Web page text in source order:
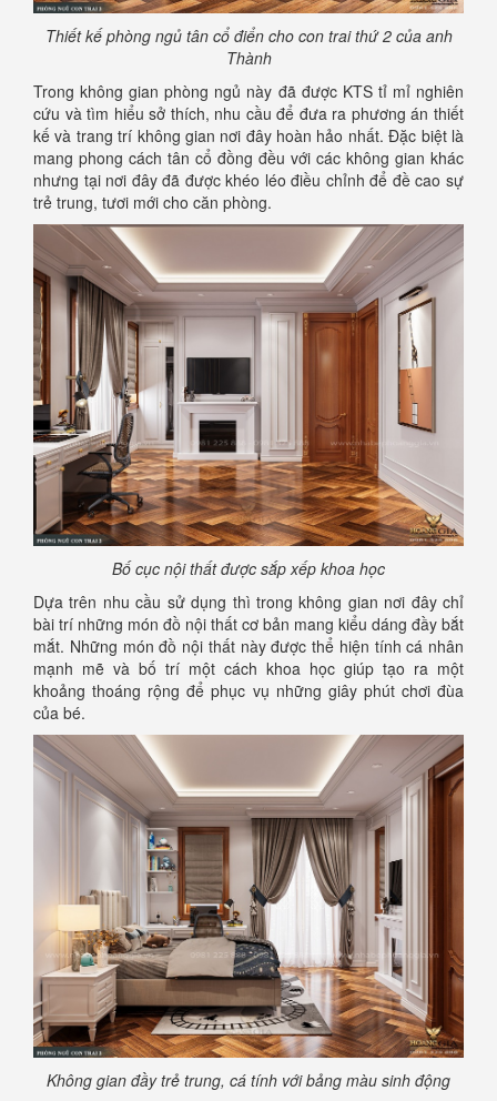
Thiết kế phòng ngủ tân cổ điển cho con trai thứ 2 của anh
Thành
Trong không gian phòng ngủ này đã được KTS tỉ mỉ nghiên
cứu và tìm hiểu sở thích, nhu cầu để đưa ra phương án thiết
kế và trang trí không gian nơi đây hoàn hảo nhất. Đặc biệt là
mang phong cách tân cổ đồng đều với các không gian khác
nhưng tại nơi đây đã được khéo léo điều chỉnh để đề cao sự
trẻ trung, tươi mới cho căn phòng.
Bố cục nội thất được sắp xếp khoa học
Dựa trên nhu cầu sử dụng thì trong không gian nơi đây chỉ
bài trí những món đồ nội thất cơ bản mang kiểu dáng đầy bắt
mắt. Những món đồ nội thất này được thể hiện tính cá nhân
mạnh mẽ và bố trí một cách khoa học giúp tạo ra một
khoảng thoáng rộng để phục vụ những giây phút chơi đùa
của bé.
Không gian đầy trẻ trung, cá tính với bảng màu sinh động